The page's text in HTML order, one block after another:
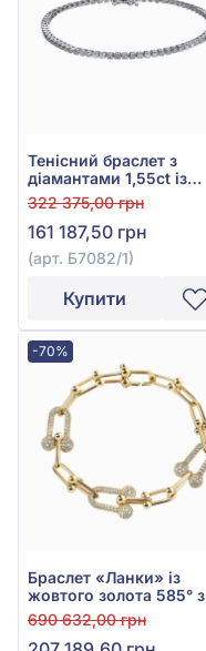
Тенісний браслет з
діамантами 1,55ct із
білого золота 585°, арт.
Б7082/1
322 375,00 грн
161 187,50 грн
(арт. Б7082/1)
Купити
-70%
Браслет «Ланки» із
жовтого золота 585° з
діамантами 3,47ct, арт.
Б7085ж
690 632,00 грн